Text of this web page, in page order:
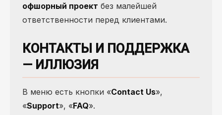
офшорный проект без малейшей
ответственности перед клиентами.
КОНТАКТЫ И ПОДДЕРЖКА
— ИЛЛЮЗИЯ
В меню есть кнопки «Contact Us»,
«Support», «FAQ».